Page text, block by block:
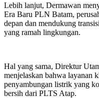
Lebih lanjut, Dermawan
Era Baru PLN Batam,
depan dan mendukung
yang ramah lingkungan.
Hal yang sama, Direktur
menjelaskan bahwa layanan
penyambungan listrik yang
bersih dari PLTS Atap.